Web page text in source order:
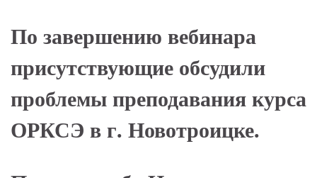
По завершению вебинара
присутствующие обсудили
проблемы преподавания курса
ОРКСЭ в г. Новотроицке.